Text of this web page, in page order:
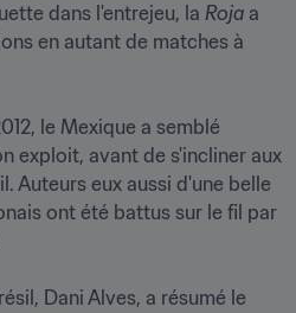
dans l'entrejeu, la Roja a
en autant de matches à
le Mexique a semblé
exploit, avant de s'incliner aux
Auteurs eux aussi d'une belle
ont été battus sur le fil par
Dani Alves, a résumé le